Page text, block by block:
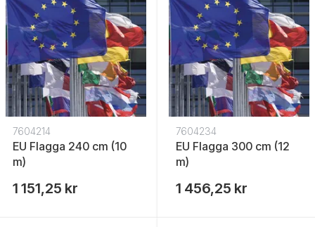
7604214
EU Flagga 240 cm (10
m)
1 151,25 kr
7604234
EU Flagga 300 cm (12
m)
1 456,25 kr